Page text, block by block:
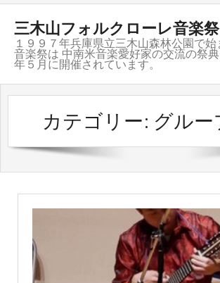
三木山フォルクローレ音楽祭
１９９７年兵庫県立三木山森林公園で
音楽祭は 中南米音楽愛好家の交流の祭
年５月に開催されています。
ご挨拶
開催記録
募集要項
お問合せ
グループ紹介
カテゴリー: グルー